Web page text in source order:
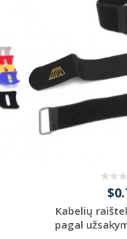
Kabelių
pagal